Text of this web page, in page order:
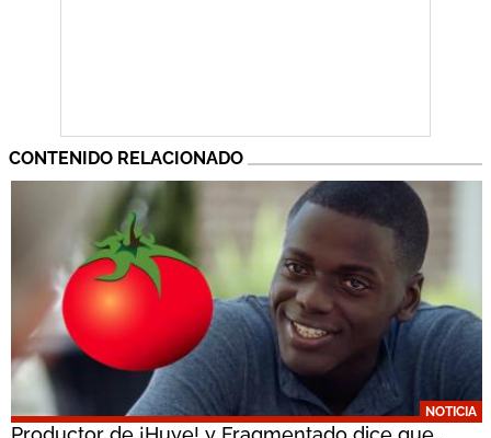
CONTENIDO RELACIONADO
NOTICIA